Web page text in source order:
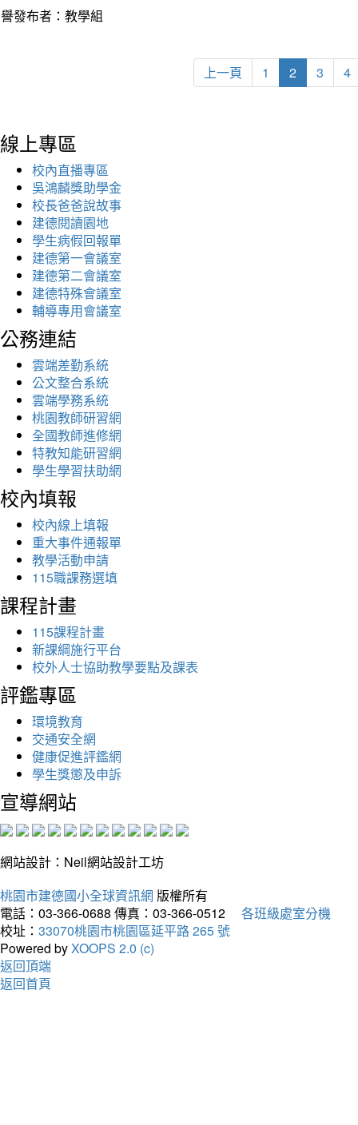
發布者：教學組
上一頁 1 2 3 4
線上專區
校內直播專區
吳鴻麟獎助學金
校長爸爸說故事
建德閱讀園地
學生病假回報單
建德第一會議室
建德第二會議室
建德特殊會議室
輔導專用會議室
公務連結
雲端差勤系統
公文整合系統
雲端學務系統
桃園教師研習網
全國教師進修網
特教知能研習網
學生學習扶助網
校內填報
校內線上填報
重大事件通報單
教學活動申請
115職課務選填
課程計畫
115課程計畫
新課綱施行平台
校外人士協助教學要點及課表
評鑑專區
環境教育
交通安全網
健康促進評鑑網
學生獎懲及申訴
宣導網站
網站設計：Neil網站設計工坊
桃園市建德國小全球資訊網 版權所有
電話：03-366-0688 傳真：03-366-0512
各班級處室分機
校址： 33070桃園市桃園區延平路 265 號
Powered byXOOPS 2.0 (c)
返回頂端
返回首頁